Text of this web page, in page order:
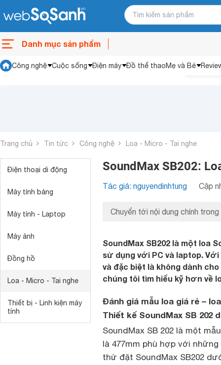
Danh mục sản phẩm
Công nghệ Cuộc sống Điện máy Đồ thể thaoMẹ và Bé
Trang chủ Tin tức Công nghệ Loa - Micro - Tai nghe
Điện thoại di động
Máy tính bảng
Máy tính - Laptop
Máy ảnh
Đồng hồ
Loa - Micro - Tai nghe
Thiết bị - Linh kiện máy
tính
SoundMax SB202:
Tác giả: nguyendinhtung Cập
Chuyển tới nội dung chính trong
SoundMax SB202 là một loa
sử dụng với PC và laptop.
và đặc biệt là không dành
chúng tôi tìm hiểu kỹ hơn về
Đánh giá mẫu loa giá rẻ –
Thiết kế SoundMax SB 202
SoundMax SB 202 là một
là 477mm phù hợp với
thử đặt SoundMax SB202